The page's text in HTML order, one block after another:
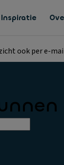
Inspiratie
ook per e-